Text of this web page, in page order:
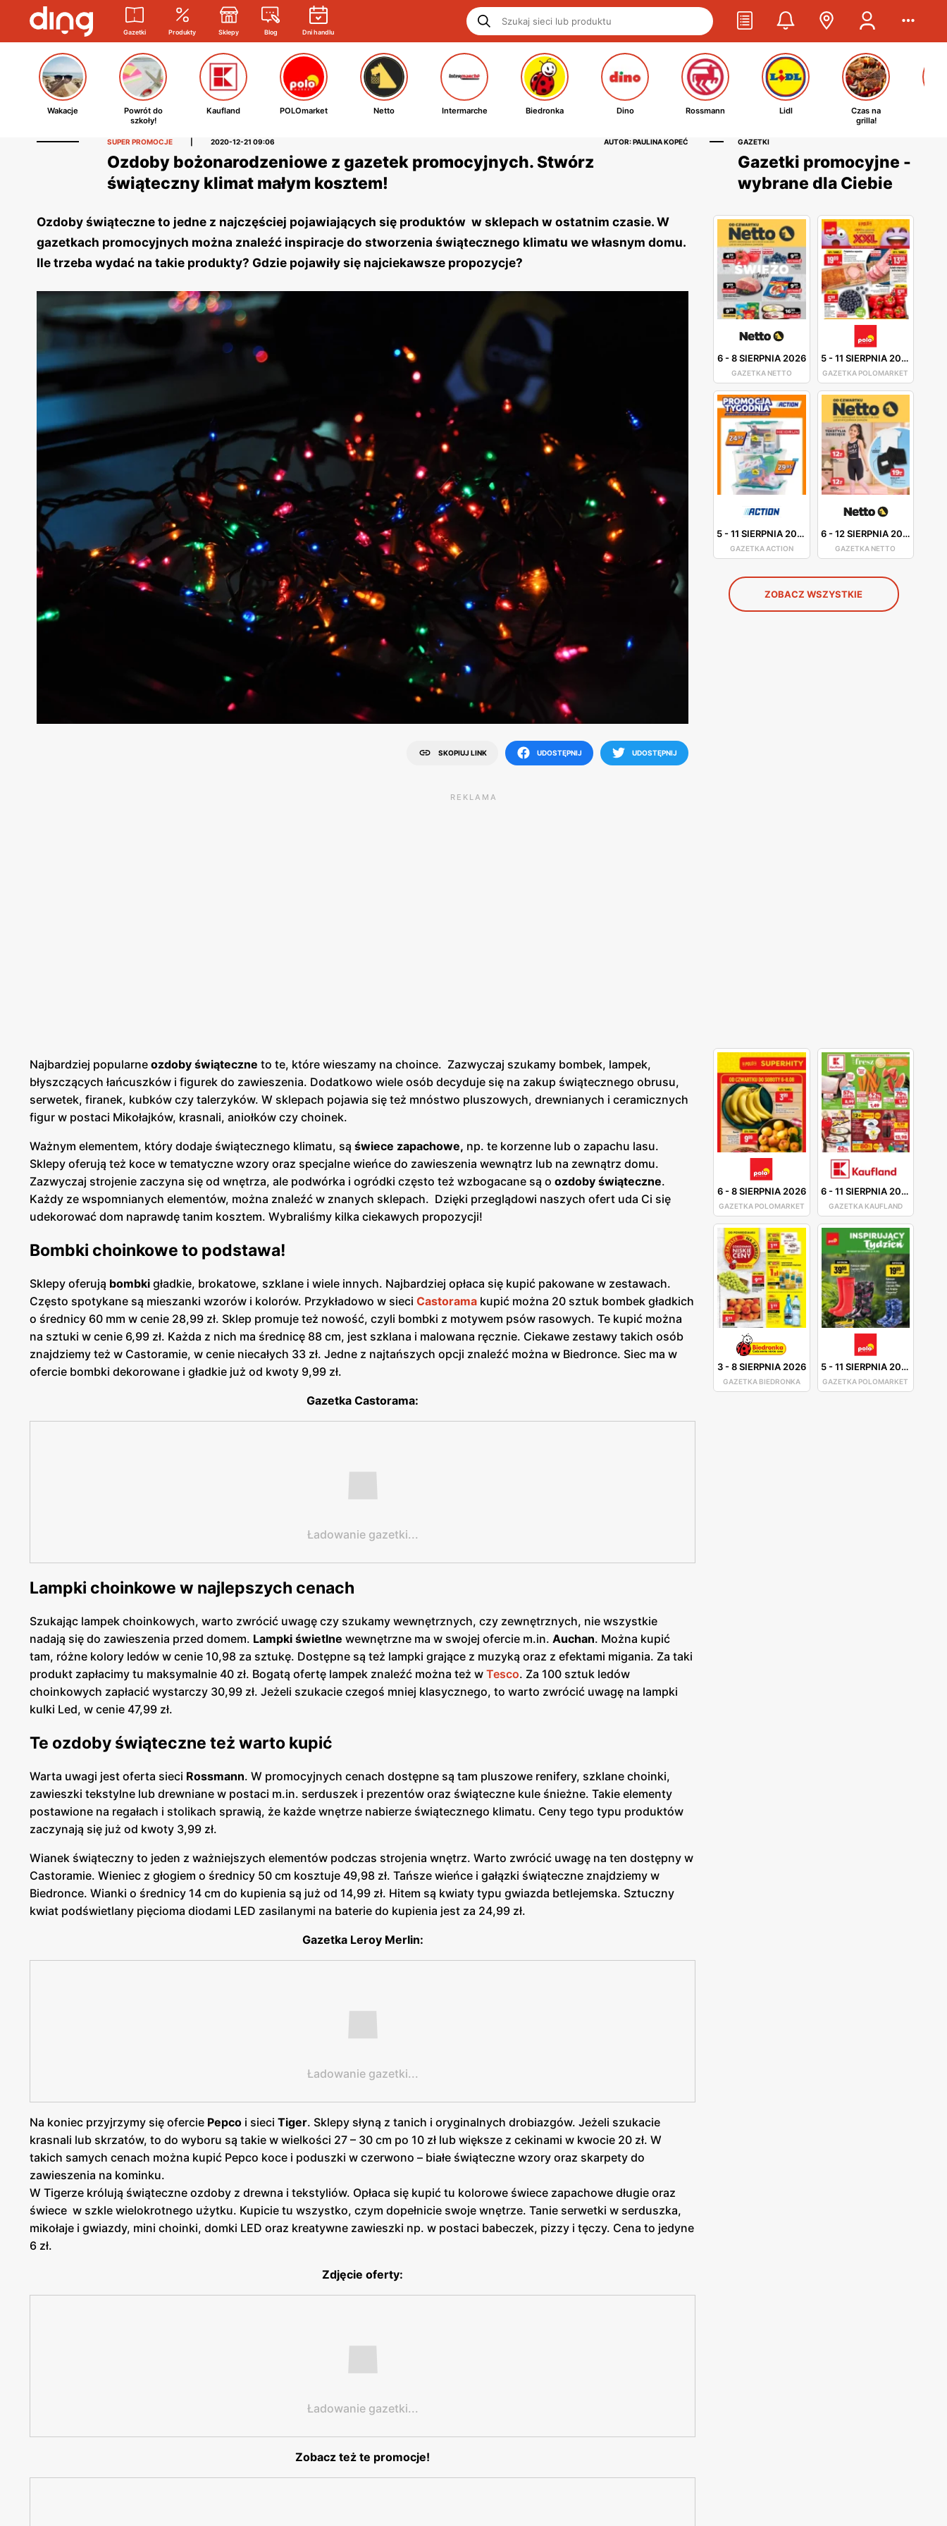
Gazetki Produkty Sklepy Blog Dni handlu
Wakacje
Powrót do
szkoły!
Kaufland POLOmarket Netto Intermarche Biedronka Dino Rossmann Lidl
Czas na
grilla!
SUPER PROMOCJE 2020-12-21 09:06 AUTOR: PAULINA KOPEĆ
Ozdoby bożonarodzeniowe z gazetek promocyjnych. Stwórz
świąteczny klimat małym kosztem!
Ozdoby świąteczne to jedne z najczęściej pojawiających się produktów w sklepach w ostatnim czasie. W
gazetkach promocyjnych można znaleźć inspiracje do stworzenia świątecznego klimatu we własnym domu.
Ile trzeba wydać na takie produkty? Gdzie pojawiły się najciekawsze propozycje?
SKOPIUJ LINK UDOSTĘPNIJ UDOSTĘPNIJ
GAZETKI
Gazetki promocyjne -
wybrane dla Ciebie
6-8 SIERPNIA 2026
GAZETKA NETTO
5-11 SIERPNIA 2026
GAZETKA POLOMARKET
5-11 SIERPNIA 2026
GAZETKA ACTION
6-12 SIERPNIA 2026
GAZETKA NETTO
ZOBACZ WSZYSTKIE
6-8 SIERPNIA 2026
GAZETKA POLOMARKET
6-11 SIERPNIA 2026
GAZETKA KAUFLAND
3-8 SIERPNIA 2026
GAZETKA BIEDRONKA
5-11 SIERPNIA 2026
GAZETKA POLOMARKET
REKLAMA
Najbardziej popularne ozdoby świąteczne to te, które wieszamy na choince. Zazwyczaj szukamy bombek, lampek,
błyszczących łańcuszków i figurek do zawieszenia. Dodatkowo wiele osób decyduje się na zakup świątecznego obrusu,
serwetek, firanek, kubków czy talerzyków. W sklepach pojawia się też mnóstwo pluszowych, drewnianych i ceramicznych
figur w postaci Mikołajków, krasnali, aniołków czy choinek.
Ważnym elementem, który dodaje świątecznego klimatu, są świece zapachowe, np. te korzenne lub o zapachu lasu.
Sklepy oferują też koce w tematyczne wzory oraz specjalne wieńce do zawieszenia wewnątrz lub na zewnątrz domu.
Zazwyczaj strojenie zaczyna się od wnętrza, ale podwórka i ogródki często też wzbogacane są o ozdoby świąteczne.
Każdy ze wspomnianych elementów, można znaleźć w znanych sklepach. Dzięki przeglądowi naszych ofert uda Ci się
udekorować dom naprawdę tanim kosztem. Wybraliśmy kilka ciekawych propozycji!
Bombki choinkowe to podstawa!
Sklepy oferują bombki gładkie, brokatowe, szklane i wiele innych. Najbardziej opłaca się kupić pakowane w zestawach.
Często spotykane są mieszanki wzorów i kolorów. Przykładowo w sieci Castorama kupić można 20 sztuk bombek gładkich
o średnicy 60 mm w cenie 28,99 zł. Sklep promuje też nowość, czyli bombki z motywem psów rasowych. Te kupić można
na sztuki w cenie 6,99 zł. Każda z nich ma średnicę 88 cm, jest szklana i malowana ręcznie. Ciekawe zestawy takich osób
znajdziemy też w Castoramie, w cenie niecałych 33 zł. Jedne z najtańszych opcji znaleźć można w Biedronce. Siec ma w
ofercie bombki dekorowane i gładkie już od kwoty 9,99 zł.
Gazetka Castorama:
Ładowanie gazetki...
Lampki choinkowe w najlepszych cenach
Szukając lampek choinkowych, warto zwrócić uwagę czy szukamy wewnętrznych, czy zewnętrznych, nie wszystkie
nadają się do zawieszenia przed domem. Lampki świetlne wewnętrzne ma w swojej ofercie m.in. Auchan. Można kupić
tam, różne kolory ledów w cenie 10,98 za sztukę. Dostępne są też lampki grające z muzyką oraz z efektami migania. Za taki
produkt zapłacimy tu maksymalnie 40 zł. Bogatą ofertę lampek znaleźć można też w Tesco. Za 100 sztuk ledów
choinkowych zapłacić wystarczy 30,99 zł. Jeżeli szukacie czegoś mniej klasycznego, to warto zwrócić uwagę na lampki
kulki Led, w cenie 47,99 zł.
Te ozdoby świąteczne też warto kupić
Warta uwagi jest oferta sieci Rossmann. W promocyjnych cenach dostępne są tam pluszowe renifery, szklane choinki,
zawieszki tekstylne lub drewniane w postaci m.in. serduszek i prezentów oraz świąteczne kule śnieżne. Takie elementy
postawione na regałach i stolikach sprawią, że każde wnętrze nabierze świątecznego klimatu. Ceny tego typu produktów
zaczynają się już od kwoty 3,99 zł.
Wianek świąteczny to jeden z ważniejszych elementów podczas strojenia wnętrz. Warto zwrócić uwagę na ten dostępny w
Castoramie. Wieniec z głogiem o średnicy 50 cm kosztuje 49,98 zł. Tańsze wieńce i gałązki świąteczne znajdziemy w
Biedronce. Wianki o średnicy 14 cm do kupienia są już od 14,99 zł. Hitem są kwiaty typu gwiazda betlejemska. Sztuczny
kwiat podświetlany pięcioma diodami LED zasilanymi na baterie do kupienia jest za 24,99 zł.
Gazetka Leroy Merlin:
Ładowanie gazetki...
Na koniec przyjrzymy się ofercie Pepco i sieci Tiger. Sklepy słyną z tanich i oryginalnych drobiazgów. Jeżeli szukacie
krasnali lub skrzatów, to do wyboru są takie w wielkości 27 – 30 cm po 10 zł lub większe z cekinami w kwocie 20 zł. W
takich samych cenach można kupić Pepco koce i poduszki w czerwono – białe świąteczne wzory oraz skarpety do
zawieszenia na kominku.
W Tigerze królują świąteczne ozdoby z drewna i tekstyliów. Opłaca się kupić tu kolorowe świece zapachowe długie oraz
świece w szkle wielokrotnego użytku. Kupicie tu wszystko, czym dopełnicie swoje wnętrze. Tanie serwetki w serduszka,
mikołaje i gwiazdy, mini choinki, domki LED oraz kreatywne zawieszki np. w postaci babeczek, pizzy i tęczy. Cena to jedyne
6 zł.
Zdjęcie oferty:
Ładowanie gazetki...
Zobacz też te promocje!